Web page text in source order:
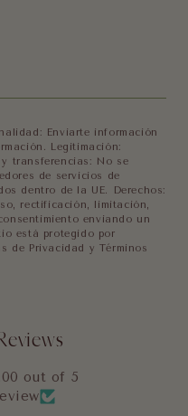
Enviarte información
Legitimación:
transferencias: No se
de servicios de
dentro de la UE. Derechos:
rectificación, limitación,
enviando un
está protegido por
de Privacidad y Términos
out of 5